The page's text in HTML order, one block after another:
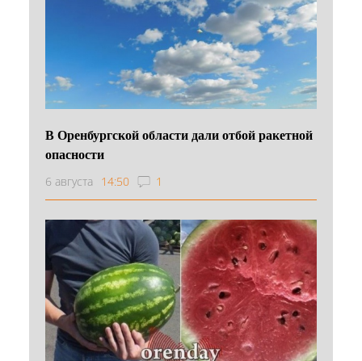
В Оренбургской области дали отбой ракетной
опасности
6 августа 14:50 1